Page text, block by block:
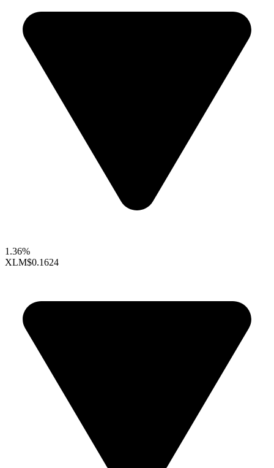
1.36%
XLM$0.1624